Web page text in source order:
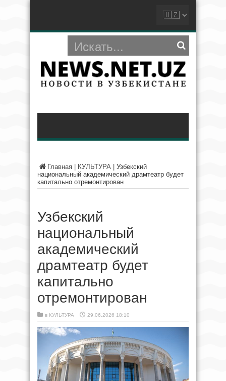
Главная КУЛЬТУРА
Узбекский
национальный академический драмтеатр будет
капитально отремонтирован
Узбекский
национальный
академический
драмтеатр будет
капитально
отремонтирован
в КУЛЬТУРА 29.06.2026 18:10